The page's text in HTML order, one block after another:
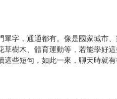
字，通通都有。像是國家城市
樹木、體育運動等，若能學好
些短句，如此一來，聊天時就有